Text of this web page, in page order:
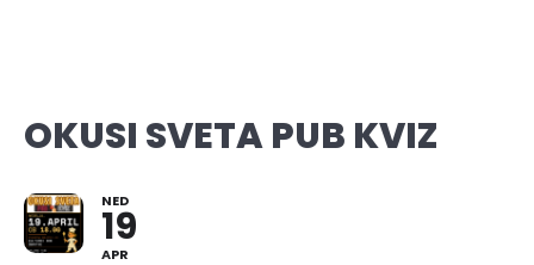
OKUSI SVETA PUB KVIZ
NED
19
APR